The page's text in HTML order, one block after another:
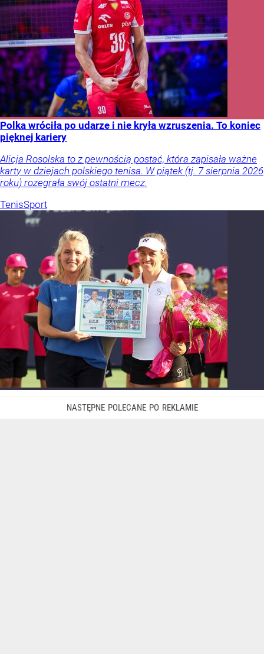
Polka wróciła po udarze i nie kryła wzruszenia. To koniec
pięknej kariery
Alicja Rosolska to z pewnością postać, która zapisała ważne
karty w dziejach polskiego tenisa. W piątek (tj. 7 sierpnia 2026
roku) rozegrała swój ostatni mecz.
TenisSport